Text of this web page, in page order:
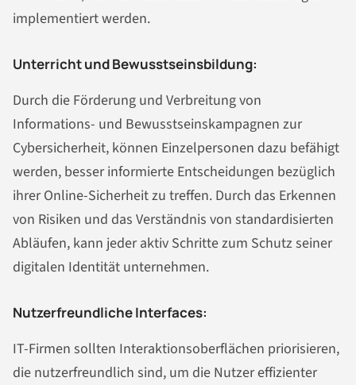
implementiert werden.
Unterricht und Bewusstseinsbildung:
Durch die Förderung und Verbreitung von
Informations- und Bewusstseinskampagnen zur
Cybersicherheit, können Einzelpersonen dazu befähigt
werden, besser informierte Entscheidungen bezüglich
ihrer Online-Sicherheit zu treffen. Durch das Erkennen
von Risiken und das Verständnis von standardisierten
Abläufen, kann jeder aktiv Schritte zum Schutz seiner
digitalen Identität unternehmen.
Nutzerfreundliche Interfaces:
IT-Firmen sollten Interaktionsoberflächen priorisieren,
die nutzerfreundlich sind, um die Nutzer effizienter